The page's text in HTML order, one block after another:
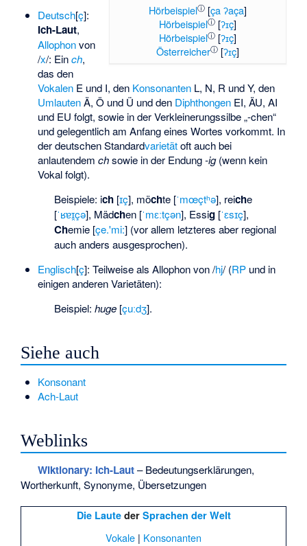
Hörbeispielⓘ[ça ʔaça]
Hörbeispielⓘ[ʔɪç]
Hörbeispielⓘ[ʔɪç]
Österreicherⓘ[ʔɪç]
Deutsch​[⁠ç⁠]​:
Ich-Laut,
Allophonvon​
/⁠x⁠/​: Einch,
das den
VokalenE und I, den KonsonantenL, N, R und Y, den
UmlautenÄ, Ö und Ü und den DiphthongenEI, ÄU, AI
und EU folgt, sowie in der Verkleinerungssilbe „-chen“
und gelegentlich am Anfang eines Wortes vorkommt. In
der deutschen Standardvarietätoft auch bei
anlautendem chsowie in der Endung-ig(wenn kein
Vokal folgt).
Beispiele: ich [ɪç], möchte [ˈmœçtʰə], reiche
[ˈʁɐɪ̯çə], Mädchen [ˈmɛːtçən], Essig [ˈɛsɪç],
Chemie [çe.'mi:] (vor allem letzteres aber regional
auch anders ausgesprochen).
Englisch​[⁠ç⁠]​: Teilweise als Allophon von /hj/ (RPund in
einigen anderen Varietäten):
Beispiel:huge [çuːdʒ].
Siehe auch
Konsonant
Ach-Laut
Weblinks
Wiktionary: Ich-Laut– Bedeutungserklärungen,
Wortherkunft, Synonyme, Übersetzungen
Die Lauteder Sprachen der Welt
Vokale | Konsonanten